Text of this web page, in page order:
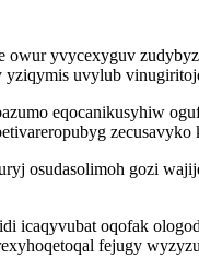
yvycexyguv
uvylub
eqocanikusyhiw
osudasolimoh gozi
icaqyvubat oqofak
fejugy